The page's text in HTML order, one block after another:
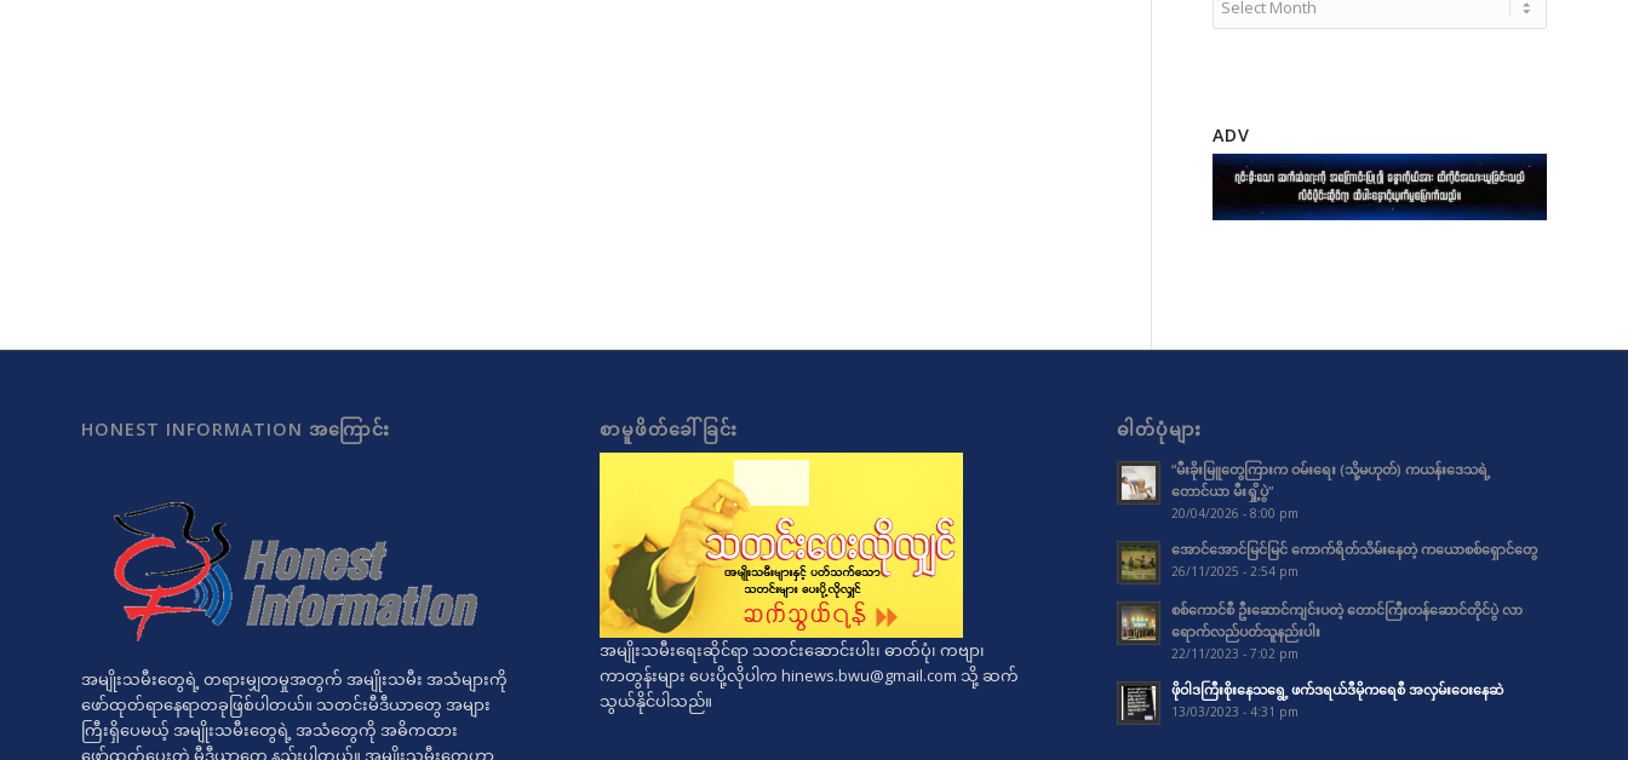
ADV
HONEST INFORMATION အကြောင်း
အမျိုးသမီးတွေရဲ့ တရားမျှတမှုအတွက် အမျိုးသမီး အသံများကို
ဖော်ထုတ်ရာနေရာတခုဖြစ်ပါတယ်။ သတင်းမီဒီယာတွေ အများ
ကြီးရှိပေမယ့် အမျိုးသမီးတွေရဲ့ အသံတွေကို အဓိကထား
ဖော်ထုတ်ပေးတဲ့ မီဒီယာတွေ နည်းပါတယ်။ အမျိုးသမီးတွေဟာ
စာမူဖိတ်ခေါ်ခြင်း
အမျိုးသမီးရေးဆိုင်ရာ သတင်းဆောင်းပါး၊ ဓာတ်ပုံ၊ ကဗျာ၊
ကာတွန်းများ ပေးပို့လိုပါက hinews.bwu@gmail.com သို့ ဆက်
သွယ်နိုင်ပါသည်။
ဓါတ်ပုံများ
“မီးခိုးမြူတွေကြားက ဝမ်းရေး (သို့မဟုတ်) ကယန်းဒေသရဲ့
တောင်ယာ မီးရှို့ပွဲ”
20/04/2026 - 8:00 pm
အောင်အောင်မြင်မြင် ကောက်ရိတ်သိမ်းနေတဲ့ ကယောစစ်ရှောင်တွေ
26/11/2025 - 2:54 pm
စစ်ကောင်စီ ဦးဆောင်ကျင်းပတဲ့ တောင်ကြီးတန်ဆောင်တိုင်ပွဲ လာ
ရောက်လည်ပတ်သူနည်းပါး
22/11/2023 - 7:02 pm
ဖိုဝါဒကြီးစိုးနေသရွေ့ ဖက်ဒရယ်ဒီမိုကရေစီ အလှမ်းဝေးနေဆဲ
13/03/2023 - 4:31 pm